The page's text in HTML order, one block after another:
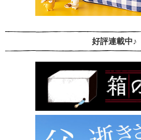
好評連載中♪